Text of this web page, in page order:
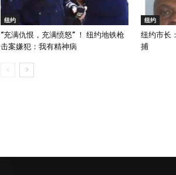
纽约
“充满仇恨，充满愤怒” ！ 纽约地铁枪
击案嫌犯：我有精神病
纽约
纽约市长
捕